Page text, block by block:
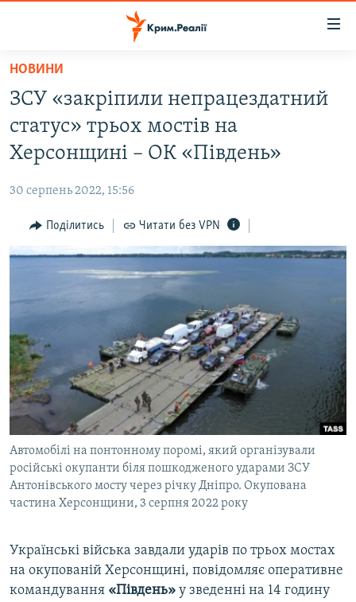
Перейти
основного
матеріалу
Перейти
до
основної
навігації
Перейти
пошуку
ВІДЕО ТА ФОТО
БЛОГИ
ПОГЛЯД
ІНТЕРВ'Ю
СПЕЦПРОЕКТИ
ДЕПОРТАЦІЯ
ВІДЕОУРОКИ «ELIFBE»
СВІДЧЕННЯ ОКУПАЦІЇ
УКРАЇНСЬКА ПРОБЛЕМА КРИМУ
ІНФОГРАФІКА
ЯК ОБІЙТИ БЛОКУВАННЯ
Русский
Qırımtatar
ДОЛУЧАЙСЯ!
НОВИНИ
ЗСУ «закріпили непрацездатний
статус» трьох мостів на
Херсонщині – ОК «Південь»
30 серпень 2022, 15:56
Поділитись Читати без VPN
Автомобілі на понтонному поромі, який організували
російські окупанти біля пошкодженого ударами ЗСУ
Антонівського мосту через річку Дніпро. Окупована
частина Херсонщини, 3 серпня 2022 року
Українські війська завдали ударів по трьох мостах
на окупованій Херсонщині, повідомляє оперативне
командування «Південь» у зведенні на 14 годину